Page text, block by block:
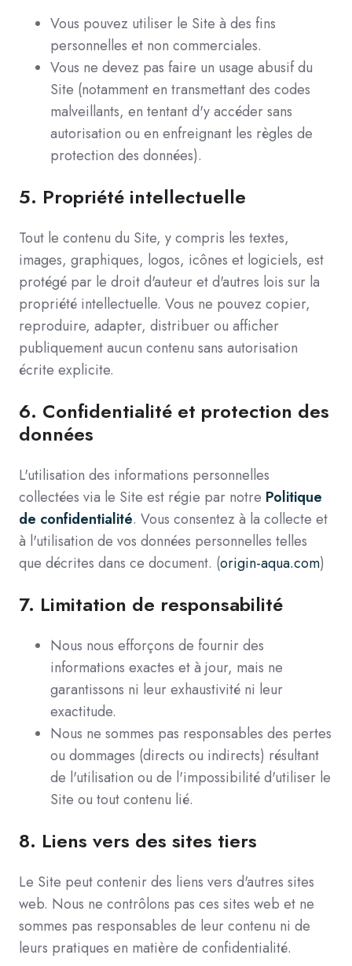
Vous pouvez utiliser le Site à des fins
personnelles et non commerciales.
Vous ne devez pas faire un usage abusif du
Site (notamment en transmettant des codes
malveillants, en tentant d'y accéder sans
autorisation ou en enfreignant les règles de
protection des données).
5. Propriété intellectuelle
Tout le contenu du Site, y compris les textes,
images, graphiques, logos, icônes et logiciels, est
protégé par le droit d'auteur et d'autres lois sur la
propriété intellectuelle. Vous ne pouvez copier,
reproduire, adapter, distribuer ou afficher
publiquement aucun contenu sans autorisation
écrite explicite.
6. Confidentialité et protection des
données
L'utilisation des informations personnelles
collectées via le Site est régie par notre Politique
de confidentialité. Vous consentez à la collecte et
à l'utilisation de vos données personnelles telles
que décrites dans ce document. (origin-aqua.com)
7. Limitation de responsabilité
Nous nous efforçons de fournir des
informations exactes et à jour, mais ne
garantissons ni leur exhaustivité ni leur
exactitude.
Nous ne sommes pas responsables des pertes
ou dommages (directs ou indirects) résultant
de l'utilisation ou de l'impossibilité d'utiliser le
Site ou tout contenu lié.
8. Liens vers des sites tiers
Le Site peut contenir des liens vers d'autres sites
web. Nous ne contrôlons pas ces sites web et ne
sommes pas responsables de leur contenu ni de
leurs pratiques en matière de confidentialité.